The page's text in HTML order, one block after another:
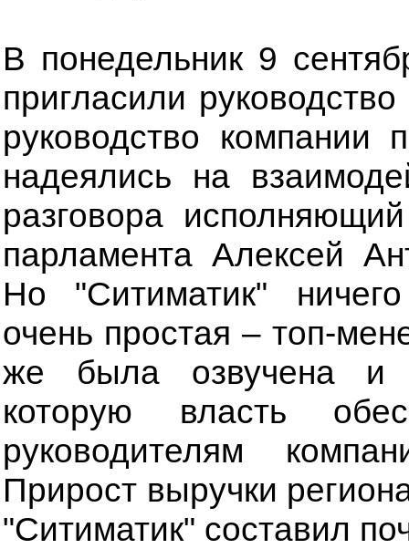
В понедельник 9
пригласили
руководство компании
надеялись на
разговора
парламента Алексей
Но "Ситиматик"
очень простая – топ-
же была озвучена и
которую власть
руководителям
Прирост выручки
"Ситиматик" составил